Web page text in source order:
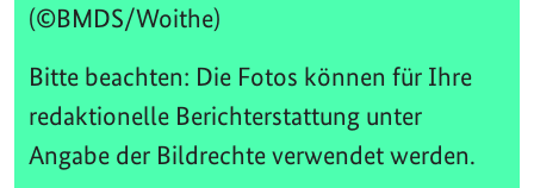
(©BMDS/Woithe)
Bitte beachten: Die Fotos können für Ihre
redaktionelle Berichterstattung unter
Angabe der Bildrechte verwendet werden.